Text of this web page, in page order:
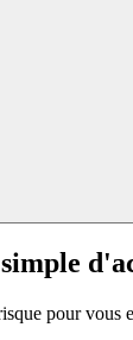
pour